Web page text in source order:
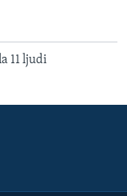
11 ljudi